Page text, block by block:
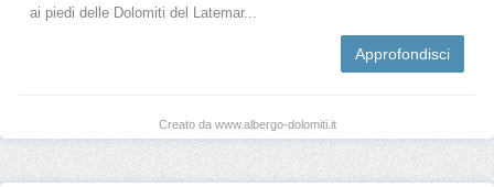
ai piedi delle Dolomiti del Latemar...
Approfondisci
Creato da www.albergo-dolomiti.it